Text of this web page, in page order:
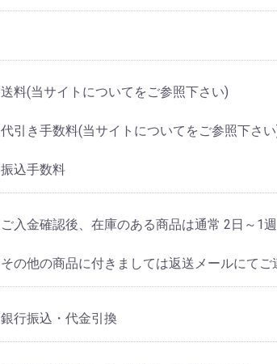
送料(当サイトについてをご参照下さい)
代引き手数料(当サイトについてをご参照下さ
振込手数料
ご入金確認後、在庫のある商品は通常 2日～1週
その他の商品に付きましては返送メールにてご
銀行振込・代金引換